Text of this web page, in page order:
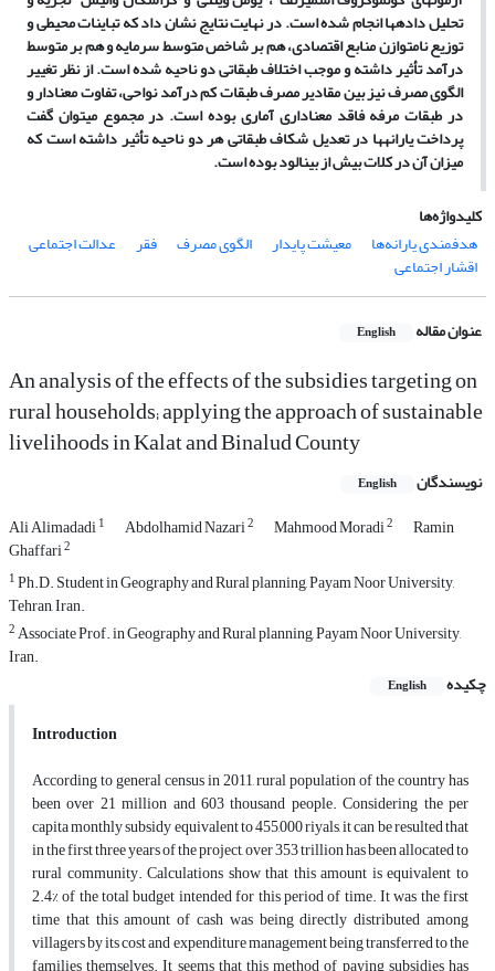
تحلیل داده­ها انجام شده است. در نهایت نتایج نشان داد که تباینات محیطی و
توزیع نامتوازن منابع اقتصادی، هم بر شاخص متوسط سرمایه و هم بر متوسط
درآمد تأثیر داشته و موجب اختلاف طبقاتی دو ناحیه شده است. از نظر تغییر
الگوی مصرف نیز بین مقادیر مصرف طبقات کم درآمد نواحی، تفاوت معنادار و
در طبقات مرفه فاقد معناداری آماری بوده است. در مجموع می­توان گفت
پرداخت یارانه­ها در تعدیل شکاف طبقاتی هر دو ناحیه تأثیر داشته است که
میزان آن در کلات بیش از بینالود بوده است.
کلیدواژه‌ها
هدفمندی یارانه‌ها
معیشت پایدار الگوی مصرف فقر عدالت اجتماعی
اقشار اجتماعی
عنوان مقاله English
An analysis of the effects of the subsidies targeting on
rural households; applying the approach of sustainable
livelihoods in Kalat and Binalud County
نویسندگان English
Ali Alimadadi1 Abdolhamid Nazari2 Mahmood Moradi2 Ramin
Ghaffari2
1Ph.D. Student in Geography and Rural planning, Payam Noor University,
Tehran, Iran.
2Associate Prof. in Geography and Rural planning, Payam Noor University,
Iran.
چکیده
English
Introduction
According to general census in 2011, rural population of the country has
been over 21 million and 603 thousand people. Considering the per
capita monthly subsidy equivalent to 455,000 riyals, it can be resulted that
in the first three years of the project, over 353 trillion has been allocated to
rural community. Calculations show that this amount is equivalent to
2.4% of the total budget intended for this period of time. It was the first
time that this amount of cash was being directly distributed among
villagers by its cost and expenditure management being transferred to the